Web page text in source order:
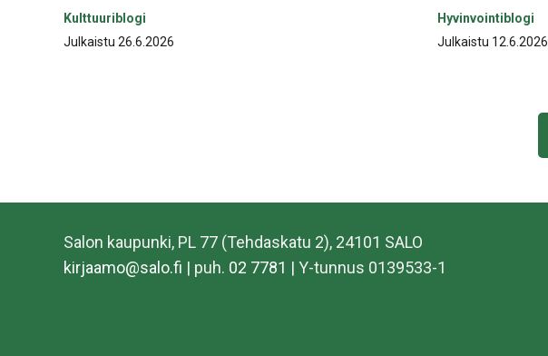
Kulttuuriblogi
Julkaistu 26.6.2026
Hyvinvointiblogi
Julkaistu 12.6.2026
Salon kaupunki, PL 77 (Tehdaskatu 2), 24101 SALO
kirjaamo@salo.fi | puh. 02 7781 | Y-tunnus 0139533-1